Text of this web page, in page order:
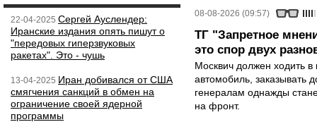
22-04-2025 Сергей Ауслендер:
Иранские издания опять пишут о
"передовых гиперзвуковых
ракетах". Это - чушь
13-04-2025 Иран добивался от США
смягчения санкций в обмен на
ограничение своей ядерной
программы
08-08-2026 (09:57)
ТГ "Запретное
это спор двух
Москвич должен ходить в
автомобиль, заказывать
генералам однажды
на фронт.